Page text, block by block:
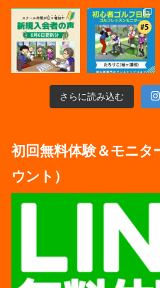
さらに読み込む
初回無料体験＆モニタ
ウント）